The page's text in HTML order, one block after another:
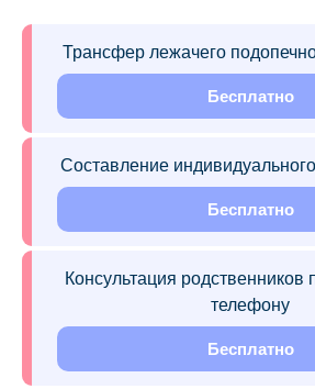
Трансфер лежачего
Бесплатно
Составление
Бесплатно
Консультация родственников
телефону
Бесплатно